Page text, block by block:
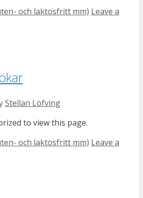
och laktosfritt mm) Leave a
Stellan Löfving
to view this page.
och laktosfritt mm) Leave a